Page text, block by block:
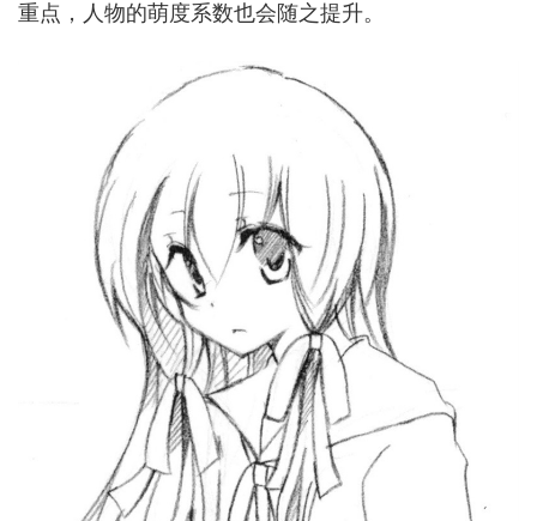
重点，人物的萌度系数也会随之提升。